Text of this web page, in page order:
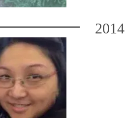
2014